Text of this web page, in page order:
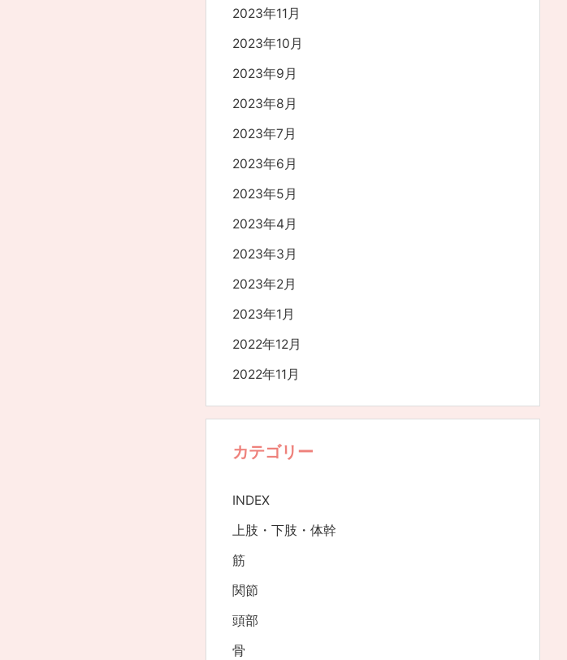
2023年11月
2023年10月
2023年9月
2023年8月
2023年7月
2023年6月
2023年5月
2023年4月
2023年3月
2023年2月
2023年1月
2022年12月
2022年11月
カテゴリー
INDEX
上肢・下肢・体幹
筋
関節
頭部
骨